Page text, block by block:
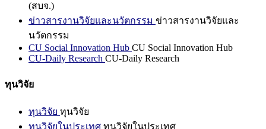
(สบจ.)
ข่าวสารงานวิจัยและนวัตกรรม ข่าวสารงานวิจัยและ
นวัตกรรม
CU Social Innovation Hub CU Social Innovation Hub
CU-Daily Research CU-Daily Research
ทุนวิจัย
ทุนวิจัย ทุนวิจัย
ทุนวิจัยในประเทศ ทุนวิจัยในประเทศ